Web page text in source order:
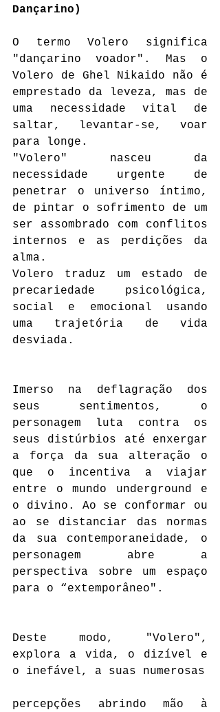
Dançarino)
O termo Volero significa
"dançarino voador". Mas o
Volero de Ghel Nikaido não é
emprestado da leveza, mas de
uma necessidade vital de
saltar, levantar-se, voar
para longe.
"Volero" nasceu da
necessidade urgente de
penetrar o universo íntimo,
de pintar o sofrimento de um
ser assombrado com conflitos
internos e as perdições da
alma.
Volero traduz um estado de
precariedade psicológica,
social e emocional usando
uma trajetória de vida
desviada.
Imerso na deflagração dos
seus sentimentos, o
personagem luta contra os
seus distúrbios até enxergar
a força da sua alteração o
que o incentiva a viajar
entre o mundo underground e
o divino. Ao se conformar ou
ao se distanciar das normas
da sua contemporaneidade, o
personagem abre a
perspectiva sobre um espaço
para o “extemporâneo".
Deste modo, "Volero",
explora a vida, o dizível e
percepções abrindo mão à